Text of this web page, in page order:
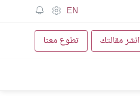
EN
انشر مقالتك تطوع معنا